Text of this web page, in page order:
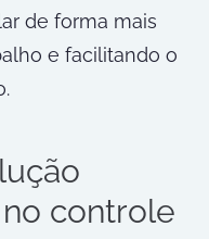
de forma mais
e facilitando o
controle